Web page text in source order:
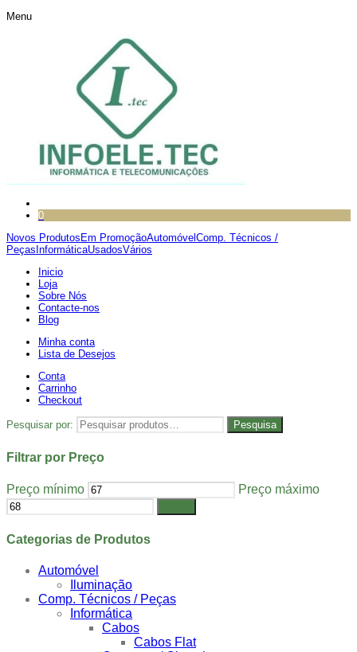
Menu
0
Novos Produtos Em PromoçãoAutomóvel Comp. Técnicos /
Peças InformáticaUsadosVários
Inicio
Loja
Sobre Nós
Contacte-nos
Blog
Minha conta
Lista de Desejos
Conta
Carrinho
Checkout
Pesquisar por: Pesquisa
Filtrar por Preço
Preço mínimo Preço máximo
Categorias de Produtos
Automóvel
Iluminação
Comp. Técnicos / Peças
Informática
Cabos
Cabos Flat